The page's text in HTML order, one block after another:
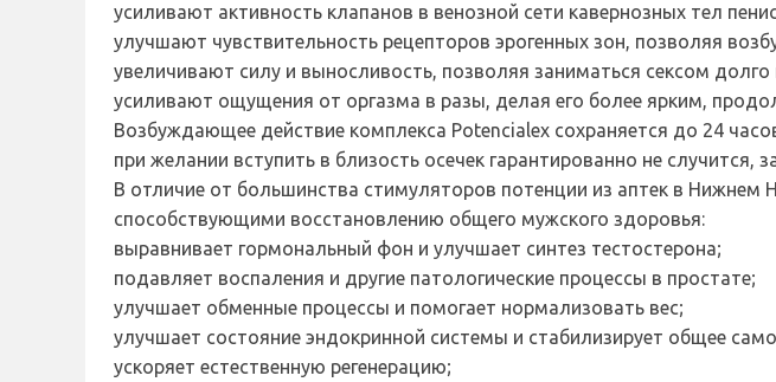
усиливают активность клапанов в венозной сети кавернозных тел
улучшают чувствительность рецепторов эрогенных зон, позволяя
увеличивают силу и выносливость, позволяя заниматься сексом
усиливают ощущения от оргазма в разы, делая его более ярким,
Возбуждающее действие комплекса Potencialex сохраняется до 24
при желании вступить в близость осечек гарантированно не
В отличие от большинства стимуляторов потенции из аптек в
способствующими восстановлению общего мужского здоровья:
выравнивает гормональный фон и улучшает синтез тестостерона;
подавляет воспаления и другие патологические процессы в простате;
улучшает обменные процессы и помогает нормализовать вес;
улучшает состояние эндокринной системы и стабилизирует общее
ускоряет естественную регенерацию;